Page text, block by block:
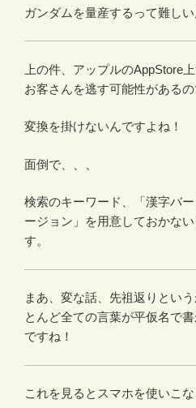
ガンダムを量産するって難しい
上の件、アップルのAppStore
お客さんを逃す可能性があるの
変換を掛けないんですよね！
面倒で、、、
検索のキーワード、「漢字バ
ージョン」を用意しておかな
す。
まあ、変な話、先祖返りとい
とんど全ての言葉が平仮名で
ですね！
これを見るとスマホを使いこな